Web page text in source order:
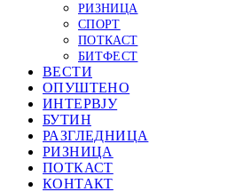
РИЗНИЦА
СПОРТ
ПОТКАСТ
БИТФЕСТ
ВЕСТИ
ОПУШТЕНО
ИНТЕРВЈУ
БУТИН
РАЗГЛЕДНИЦА
РИЗНИЦА
ПОТКАСТ
КОНТАКТ